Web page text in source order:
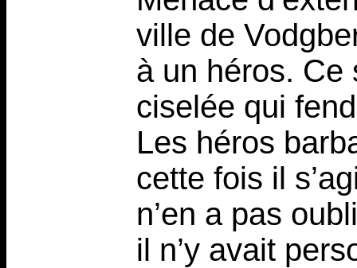
ville de
à un héros. Ce
ciselée qui
Les héros
cette fois il
n’en a pas
il n’y avait